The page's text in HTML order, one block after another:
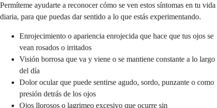
Permíteme ayudarte a reconocer cómo se ven estos síntomas en tu vida
diaria, para que puedas dar sentido a lo que estás experimentando.
Enrojecimiento o apariencia enrojecida que hace que tus ojos se
vean rosados o irritados
Visión borrosa que va y viene o se mantiene constante a lo largo
del día
Dolor ocular que puede sentirse agudo, sordo, punzante o como
presión detrás de los ojos
Ojos llorosos o lagrimeo excesivo que ocurre sin